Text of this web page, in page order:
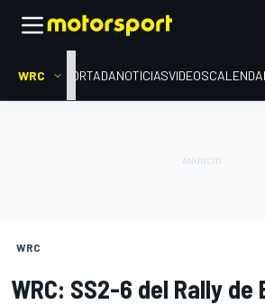
WRC PORTADANOTICIASVIDEOS
WRC
WRC: SS2-6 del Rally